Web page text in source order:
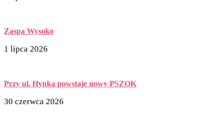
Zaspa Wysoko
1 lipca 2026
Przy ul. Hynka powstaje nowy PSZOK
30 czerwca 2026